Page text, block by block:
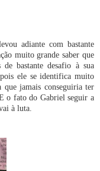
adiante com bastante
muito grande saber que
de bastante desafio à sua
ele se identifica muito
jamais conseguiria ter
o fato do Gabriel seguir a
à luta.